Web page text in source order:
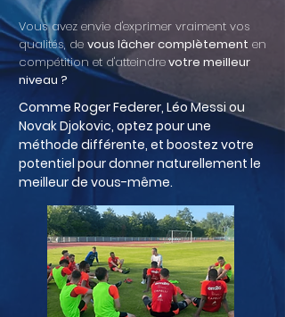
Vous avez envie d'exprimer vraiment vos
qualités, de vous lâcher complètement en
compétition et d'atteindrevotre meilleur
niveau ?
Comme Roger Federer, Léo Messi ou
Novak Djokovic, optez pour une
méthode différente, et boostez votre
potentiel pour donner naturellement le
meilleur de vous-même.